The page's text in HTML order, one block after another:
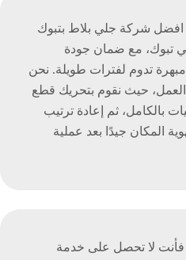
افضل شركة جلي بلاط بتبوك
في تبوك، مع ضمان جودة
تدوم لفترات طويلة. نحن
العمل، حيث نقوم بتحريك قطع
بالكامل، ثم إعادة ترتيب
المكان جيدًا بعد عملية
فأنت لا تحصل على خدمة